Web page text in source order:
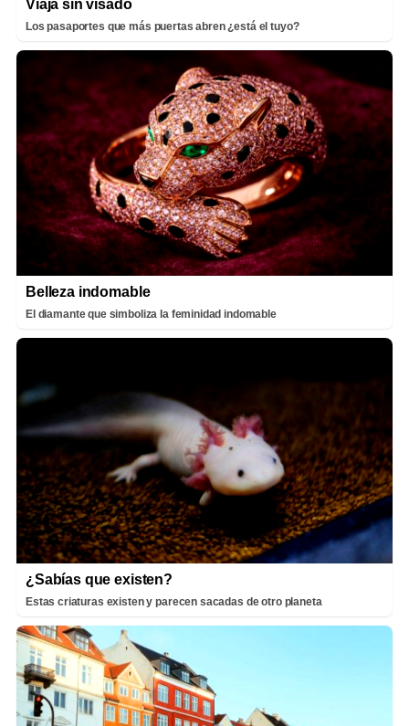
Viaja sin visado
Los pasaportes que más puertas abren ¿está el tuyo?
Belleza indomable
El diamante que simboliza la feminidad indomable
¿Sabías que existen?
Estas criaturas existen y parecen sacadas de otro planeta